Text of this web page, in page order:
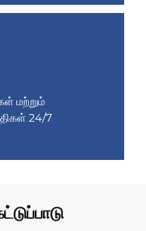
மற்றும்
24/7